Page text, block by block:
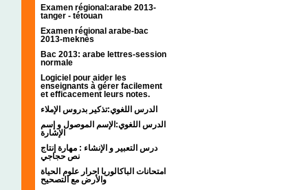
Examen régional:arabe 2013-
tanger - tétouan
Examen régional arabe-bac
2013-meknès
Bac 2013: arabe lettres-session
normale
Logiciel pour aider les
enseignants à gérer facilement
et efficacement leurs notes.
الدرس اللغوي:تذكير بدروس الإملاء
الدرس اللغوي:الإسم الموصول و إسم
الإشارة
درس التعبير و الإنشاء : مهارة إنتاج
نص حجاجي
امتحانات الباكالوريا احرار علوم الحياة
والأرض مع التصحيح